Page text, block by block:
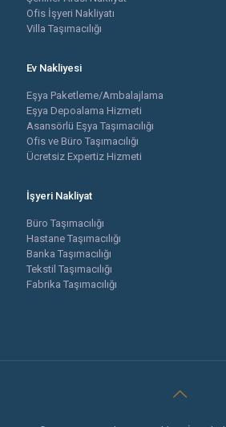
Ofis İşyeri Nakliyatı
Villa Taşımacılığı
Ev Nakliyesi
Eşya Paketleme/Ambalajlama
Eşya Depoalama Hizmeti
Asansörlü Eşya Taşımacılığı
Ofis ve Büro Taşımacılığı
Ücretsiz Expertiz Hizmeti
İşyeri Nakliyat
Büro Taşımacılığı
Hastane Taşımacılığı
Banka Taşımacılığı
Tekstil Taşımacılığı
Fabrika Taşımacılığı